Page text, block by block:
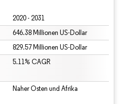
2020 - 2031
646.38 Millionen US-Dollar
829.57 Millionen US-Dollar
5.11% CAGR
Naher Osten und Afrika